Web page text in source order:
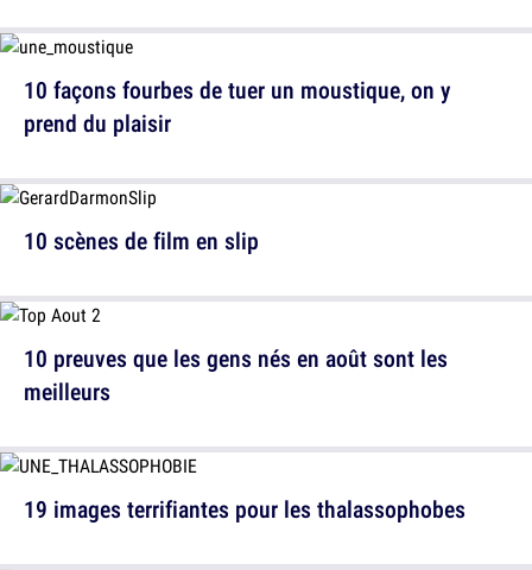
10 façons fourbes de tuer un moustique, on y
prend du plaisir
10 preuves que les gens nés en août sont les
meilleurs
10 scènes de film en slip
19 images terrifiantes pour les thalassophobes